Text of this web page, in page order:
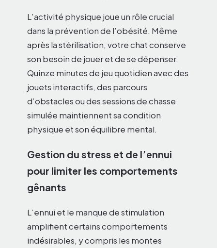
L’activité physique joue un rôle crucial
dans la prévention de l’obésité. Même
après la stérilisation, votre chat conserve
son besoin de jouer et de se dépenser.
Quinze minutes de jeu quotidien avec des
jouets interactifs, des parcours
d’obstacles ou des sessions de chasse
simulée maintiennent sa condition
physique et son équilibre mental.
Gestion du stress et de l’ennui
pour limiter les comportements
gênants
L’ennui et le manque de stimulation
amplifient certains comportements
indésirables, y compris les montes